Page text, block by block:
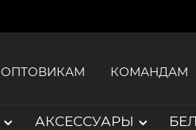
ОПТОВИКАМ КОМАНДАМ
АКСЕССУАРЫ